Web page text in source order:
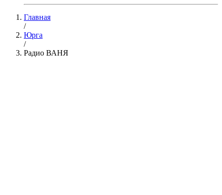
Главная
/
Юрга
/
Радио ВАНЯ